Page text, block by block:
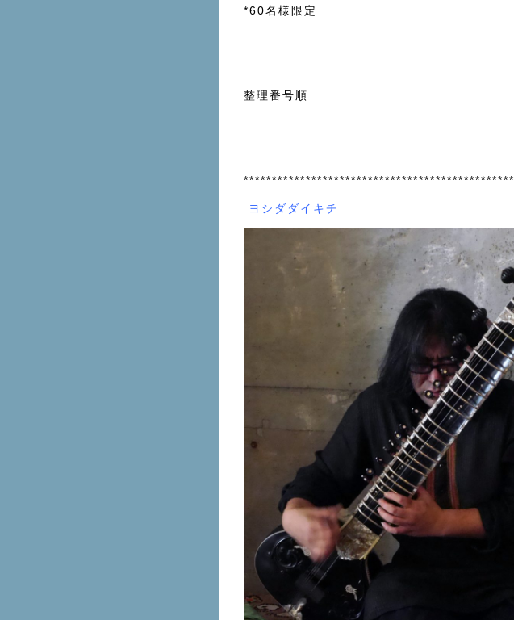
*60名様限定
整理番号順
************************************************
ヨシダダイキチ